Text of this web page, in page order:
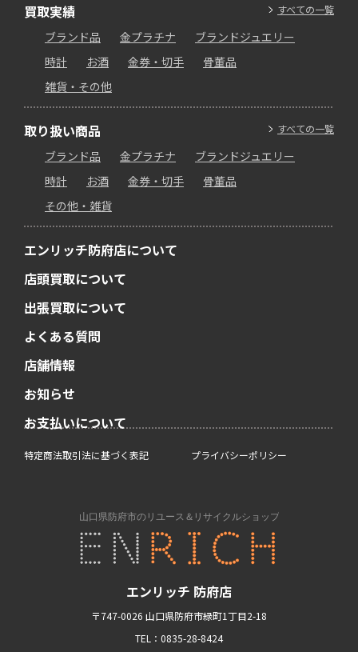
エンリッチ 防府店
〒747-0026 山口県防府市緑町1丁目2-18
TEL：0835-28-8424
すべての一覧
買取実績
ブランド品 金プラチナ
ブランドジュエリー
時計
お酒 金券・切手
骨董品
雑貨・その他
すべての一覧
取り扱い商品
ブランド品 金プラチナ
ブランドジュエリー
時計
お酒 金券・切手
骨董品
その他・雑貨
エンリッチ防府店について
店頭買取について
出張買取について
よくある質問
店舗情報
お知らせ
お支払いについて
特定商法取引法に基づく表記 プライバシーポリシー